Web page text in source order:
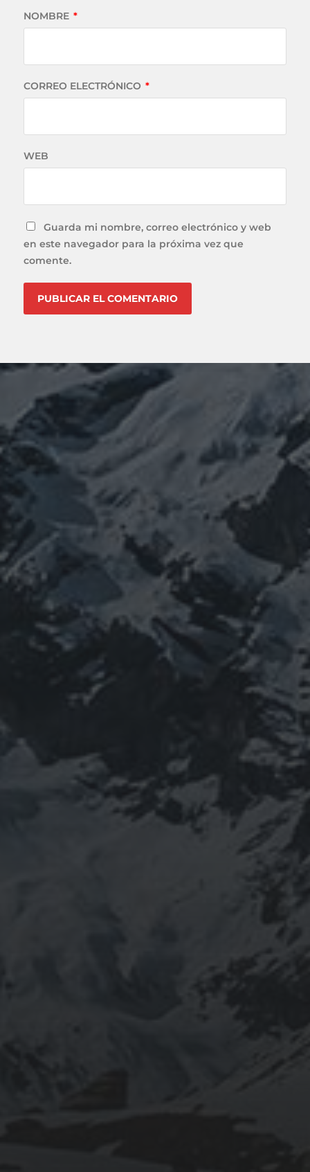
NOMBRE *
CORREO ELECTRÓNICO *
WEB
Guarda mi nombre, correo electrónico y web
en este navegador para la próxima vez que
comente.